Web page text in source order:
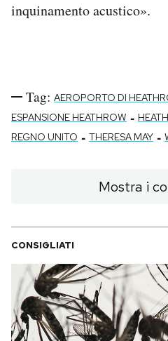
inquinamento acustico».
Tag: AEROPORTO DI
ESPANSIONE HEATHROW -
REGNO UNITO - THERESA MAY -
Mostra i
CONSIGLIATI